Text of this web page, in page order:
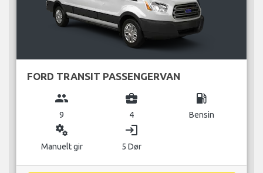
FORD TRANSIT PASSENGERVAN
group
9
business_center
4
local_gas_station
Bensin
miscellaneous_services
Manuelt gir
login
5 Dør